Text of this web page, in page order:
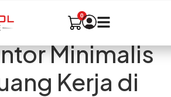
Minimalis
Kerja di